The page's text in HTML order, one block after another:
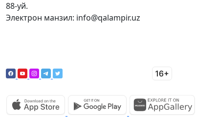
88-уй.
Электрон манзил: info@qalampir.uz